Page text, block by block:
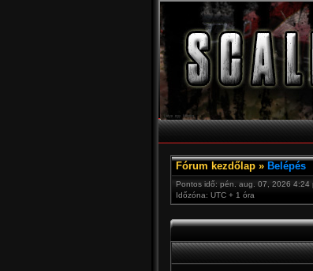
Fórum kezdőlap » Belépés
Pontos idő: pén. aug. 07, 2026 4:24
Időzóna: UTC + 1 óra